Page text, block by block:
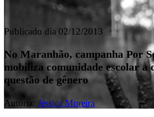
Publicado dia 02/12/2013
No Maranhão, campanha Por
mobiliza comunidade escolar a
questão de gênero
Autoria: Jéssica Moreira